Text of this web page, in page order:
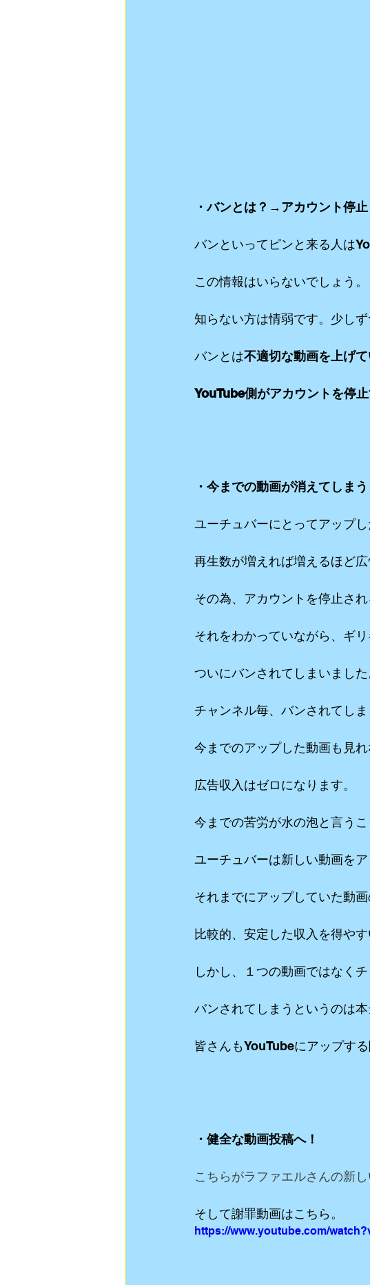
・バンとは？→アカウント停止
バンといってピンと来る人は
この情報はいらないでしょう。
知らない方は情弱です。少し
バンとは不適切な動画を上げ
YouTube側がアカウントを停
・今までの動画が消えてしまう
ユーチュバーにとってアップ
再生数が増えれば増えるほど広
その為、アカウントを停止さ
それをわかっていながら、ギ
ついにバンされてしまいました
チャンネル毎、バンされてしま
今までのアップした動画も見
広告収入はゼロになります。
今までの苦労が水の泡と言うこ
ユーチュバーは新しい動画を
それまでにアップしていた動
比較的、安定した収入を得や
しかし、１つの動画ではなく
バンされてしまうというのは本
皆さんもYouTubeにアップす
・健全な動画投稿へ！
こちらがラファエルさんの新
そして謝罪動画はこちら。
https://www.youtube.com/